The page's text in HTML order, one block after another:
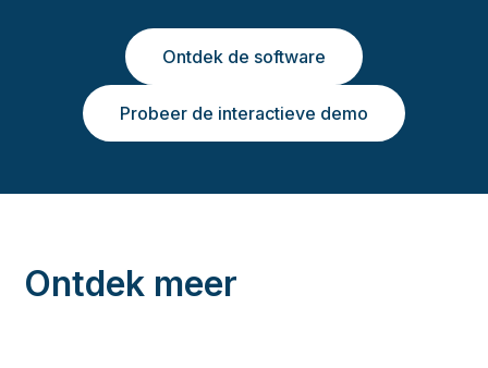
Ontdek de software
Probeer de interactieve demo
Ontdek meer